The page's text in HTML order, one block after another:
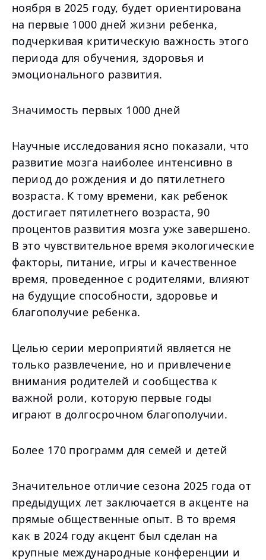
ноября в 2025 году, будет ориентирована
на первые 1000 дней жизни ребенка,
подчеркивая критическую важность этого
периода для обучения, здоровья и
эмоционального развития.
Значимость первых 1000 дней
Научные исследования ясно показали, что
развитие мозга наиболее интенсивно в
период до рождения и до пятилетнего
возраста. К тому времени, как ребенок
достигает пятилетнего возраста, 90
процентов развития мозга уже завершено.
В это чувствительное время экологические
факторы, питание, игры и качественное
время, проведенное с родителями, влияют
на будущие способности, здоровье и
благополучие ребенка.
Целью серии мероприятий является не
только развлечение, но и привлечение
внимания родителей и сообщества к
важной роли, которую первые годы
играют в долгосрочном благополучии.
Более 170 программ для семей и детей
Значительное отличие сезона 2025 года от
предыдущих лет заключается в акценте на
прямые общественные опыт. В то время
как в 2024 году акцент был сделан на
крупные международные конференции и